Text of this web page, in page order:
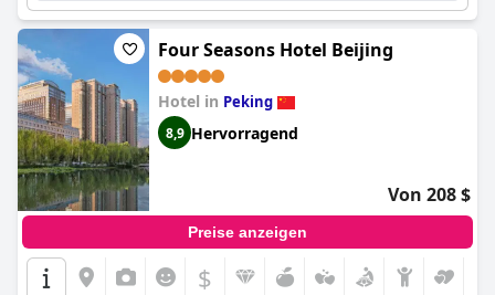
Four Seasons Hotel Beijing
Hotel in Peking
8,9 Hervorragend
Von 208 $
Preise anzeigen
$